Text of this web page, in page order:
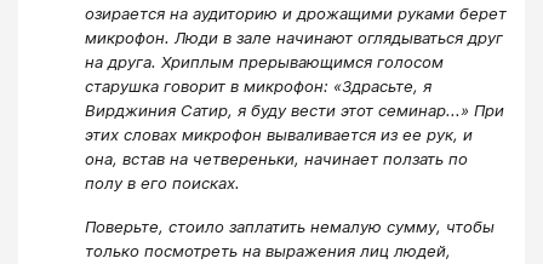
озирается на аудиторию и дрожащими руками берет
микрофон. Люди в зале начинают оглядываться друг
на друга. Хриплым прерывающимся голосом
старушка говорит в микрофон: «Здрасьте, я
Вирджиния Сатир, я буду вести этот семинар...» При
этих словах микрофон вываливается из ее рук, и
она, встав на четвереньки, начинает ползать по
полу в его поисках.
Поверьте, стоило заплатить немалую сумму, чтобы
только посмотреть на выражения лиц людей,